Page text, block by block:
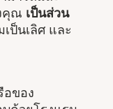
คุณ เป็นส่วน
ป็นเลิศ และ
อของ